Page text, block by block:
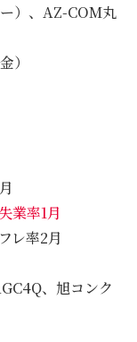
）、AZ-COM丸
）
業率1月
レ率2月
、旭コンク